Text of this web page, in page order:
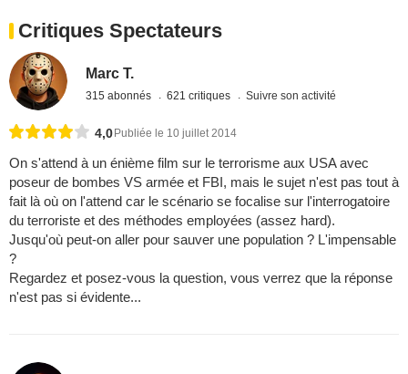
Critiques Spectateurs
Marc T.
315 abonnés 621 critiques Suivre son activité
4,0 Publiée le 10 juillet 2014
On s'attend à un énième film sur le terrorisme aux USA avec
poseur de bombes VS armée et FBI, mais le sujet n'est pas tout à
fait là où on l'attend car le scénario se focalise sur l'interrogatoire
du terroriste et des méthodes employées (assez hard).
Jusqu'où peut-on aller pour sauver une population ? L'impensable
?
Regardez et posez-vous la question, vous verrez que la réponse
n'est pas si évidente...